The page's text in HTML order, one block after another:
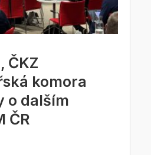
ČKZ
komora
o dalším
ČR